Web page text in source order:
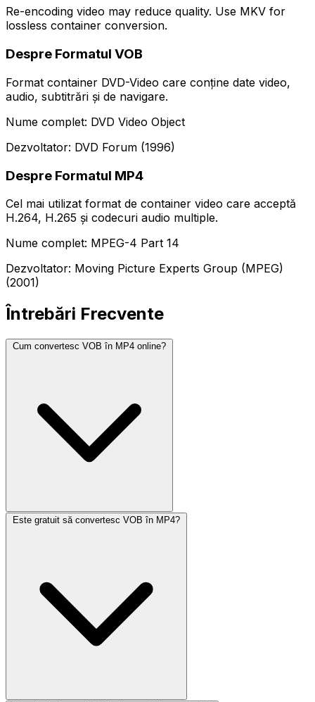
Re-encoding video may reduce quality. Use MKV for
lossless container conversion.
Despre Formatul VOB
Format container DVD-Video care conține date video,
audio, subtitrări și de navigare.
Nume complet: DVD Video Object
Dezvoltator: DVD Forum (1996)
Despre Formatul MP4
Cel mai utilizat format de container video care acceptă
H.264, H.265 și codecuri audio multiple.
Nume complet: MPEG-4 Part 14
Dezvoltator: Moving Picture Experts Group (MPEG)
(2001)
Întrebări Frecvente
Cum convertesc VOB în MP4 online?
Este gratuit să convertesc VOB în MP4?